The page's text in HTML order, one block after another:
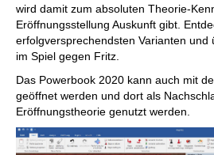
wird damit zum absoluten Theorie-
Eröffnungsstellung Auskunft gibt.
erfolgversprechendsten Varianten und
im Spiel gegen Fritz.
Das Powerbook 2020 kann auch mit
geöffnet werden und dort als
Eröffnungstheorie genutzt werden.